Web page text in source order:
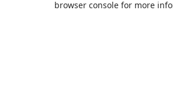
browser console for more